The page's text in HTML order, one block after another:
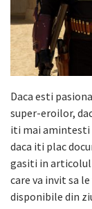
Daca esti
super-eroilor,
iti mai amintesti
daca iti plac
gasiti in articolul
care va invit sa
disponibile din